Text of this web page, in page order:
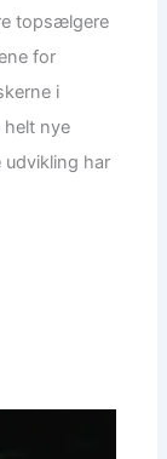
topsælgere
for
i
nye
udvikling har